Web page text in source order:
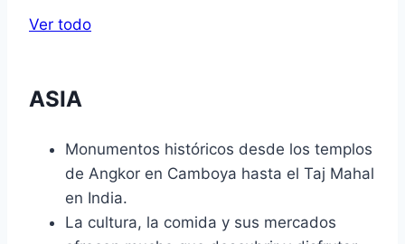
Ver todo
ASIA
Monumentos históricos desde los templos
de Angkor en Camboya hasta el Taj Mahal
en India.
La cultura, la comida y sus mercados